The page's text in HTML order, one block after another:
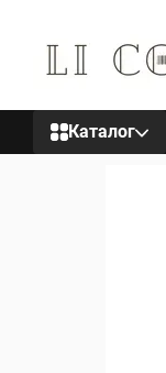
Каталог